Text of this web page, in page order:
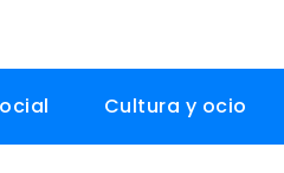
Cultura y ocio